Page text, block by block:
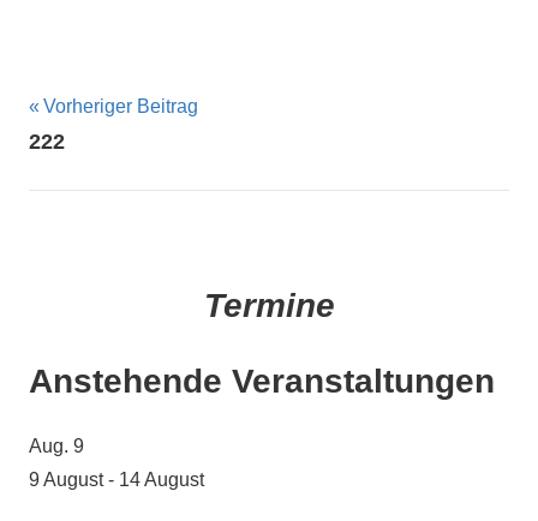
Beitragsnavigation
Vorheriger Beitrag
222
Termine
Anstehende Veranstaltungen
Aug. 9
9 August- 14 August